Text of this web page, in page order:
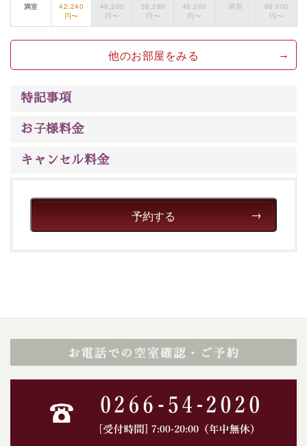
満室
42,240
円〜
46,200
円〜
38,280
円〜
46,200
円〜
満室
66,000
円〜
他のお部屋をみる
特記事項
お子様料金
キャンセル料金
予約する